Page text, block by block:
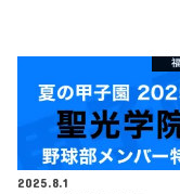
2025.8.1